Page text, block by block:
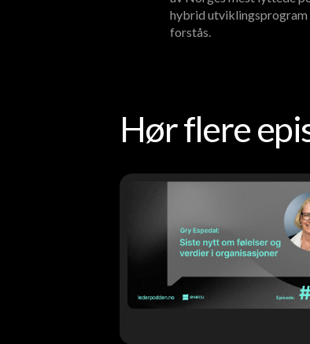
hybrid utviklingsprogram
forstås.
Hør flere